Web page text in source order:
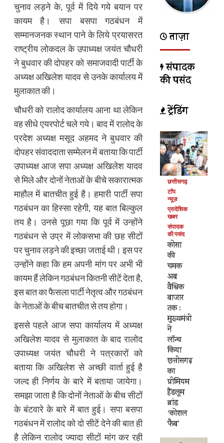
चुनाव लड़ने के, पूर्व में दिये गये बयान पर
कायम है। सपा बसपा गठबंधन में
सम्मानजनक स्थान पाने के लिये प्रयासरत
राष्ट्रीय लोकदल के उपाध्यक्ष जयंत चौधरी
ने बुधवार की दोपहर को समाजवादी पार्टी के
अध्यक्ष अखिलेश यादव से उनके कार्यालय में
मुलाकात की।
चौधरी को रालोद कार्यालय आना था लेकिन
वह सीधे एयरपोर्ट चले गये। बाद में रालोद के
प्रदेश अध्यक्ष मसूद अहमद ने बुधवार की
दोपहर संवाददाता सम्मेलन में बताया कि पार्टी
उपाध्यक्ष आज सपा अध्यक्ष अखिलेश यादव
से मिले और दोनों नेताओं के बीचे सकारात्मक
माहौल में बातचीत हुई है। हमारी पार्टी सपा
गठबंधन का हिस्सा रहेगी, यह बात बिल्कुल
तय है। उनसे पूछा गया कि पूर्व में उन्होंने
गठबंधन से उप्र में लोकसभा की छह सीटों
पर चुनाव लड़ने की इच्छा जताई थी। इस पर
उन्होंने कहा कि हम अपनी मांग पर अभी भी
कायम हैं लेकिन गठबंधन कितनी सीटें देता है,
इस बात का फैसला पार्टी नेतृत्व और गठबंधन
के नेताओं के बीच बातचीत से तय होगा।
इससे पहले आज सपा कार्यालय में अध्यक्ष
अखिलेश यादव से मुलाकात के बाद रालोद
उपाध्यक्ष जयंत चौधरी ने पत्रकारों को
बताया कि अखिलेश से अच्छी वार्ता हुई है
जल्द ही निर्णय के बारे में बताया जायेगा।
समझा जाता है कि दोनों नेताओं के बीच सीटों
के बंटवारे के बारे में बात हुई। सपा बसपा
गठबंधन में रालोद को दो सीटें देने की बात ही
है लेकिन रालोद ज्यादा सीटों मांग कर रही
ताज़ा
संपादक
की पसंद
ट्रेंडिंग
छत्तीसगढ़
टॉप
न्यूज़
प्रादेशिक
खबर
संपादक
की पसंद
कोसा
की
चमक
अब
वैश्विक
बाजार
तक :
मुख्यमंत्री
ने
लॉन्च
किया
छत्तीसगढ़
का
प्रीमियम
हैंडलूम
ब्रांड
‘कोशल
फैब’